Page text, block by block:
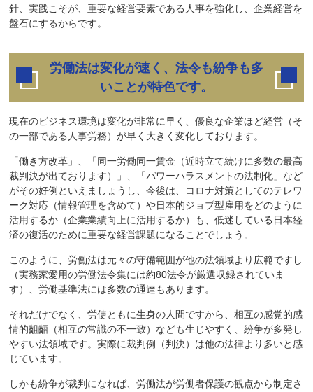
針、実践こそが、重要な経営要素である人事を強化し、企業経営を
盤石にするからです。
労働法は変化が速く、法令も紛争も多
いことが特色です。
現在のビジネス環境は変化が非常に早く、優良な企業ほど経営（そ
の一部である人事労務）が早く大きく変化しております。
「働き方改革」、「同一労働同一賃金（近時立て続けに多数の最高
裁判決が出ております）」、「パワーハラスメントの法制化」など
がその好例といえましょうし、今後は、コロナ対策としてのテレワ
ーク対応（情報管理を含めて）や日本的ジョブ型雇用をどのように
活用するか（企業業績向上に活用するか）も、低迷している日本経
済の復活のために重要な経営課題になることでしょう。
このように、労働法は元々の守備範囲が他の法領域より広範ですし
（実務家愛用の労働法令集には約80法令が厳選収録されていま
す）、労働基準法には多数の通達もあります。
それだけでなく、労使ともに生身の人間ですから、相互の感覚的感
情的齟齬（相互の常識の不一致）なども生じやすく、紛争が多発し
やすい法領域です。実際に裁判例（判決）は他の法律より多いと感
じています。
しかも紛争が裁判になれば、労働法が労働者保護の観点から制定さ